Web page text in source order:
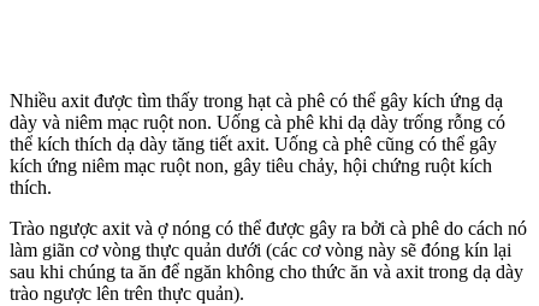
Nhiều axit được tìm thấy trong hạt cà phê có thể gây kích ứng dạ
dày và niêm mạc ruột non. Uống cà phê khi dạ dày trống rỗng có
thể kích thích dạ dày tăng tiết axit. Uống cà phê cũng có thể gây
kích ứng niêm mạc ruột non, gây tiêu chảy, hội chứng ruột kích
thích.
Trào ngược axit và ợ nóng có thể được gây ra bởi cà phê do cách nó
làm giãn cơ vòng thực quản dưới (các cơ vòng này sẽ đóng kín lại
sau khi chúng ta ăn để ngăn không cho thức ăn và axit trong dạ dày
trào ngược lên trên thực quản).